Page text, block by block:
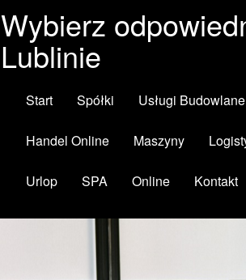
Wybierz
Lublinie
Start Spółki Usługi Budowlane
Handel Online Maszyny
Urlop SPA Online Kontakt